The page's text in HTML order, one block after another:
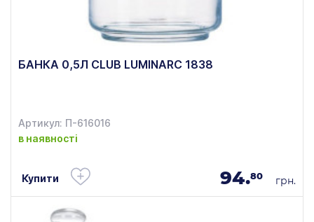
БАНКА 0,5Л CLUB LUMINARC 1838
Артикул: П-616016
в наявності
Купити 94.80 грн.